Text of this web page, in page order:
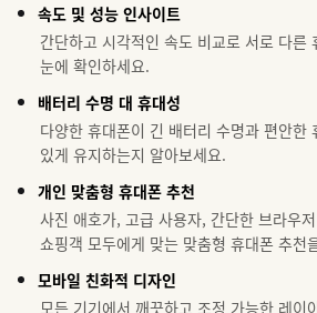
속도 및 성능 인사이트
간단하고 시각적인 속도 비교로 서로 다른
눈에 확인하세요.
배터리 수명 대 휴대성
다양한 휴대폰이 긴 배터리 수명과 편안한
있게 유지하는지 알아보세요.
개인 맞춤형 휴대폰 추천
사진 애호가, 고급 사용자, 간단한 브라우
쇼핑객 모두에게 맞는 맞춤형 휴대폰 추천
모바일 친화적 디자인
모든 기기에서 깨끗하고 조정 가능한 레이